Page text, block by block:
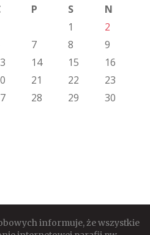
P S
N
1
2
7 8
9
14 15
16
21 22
23
28 29
30
informuje, że wszystkie